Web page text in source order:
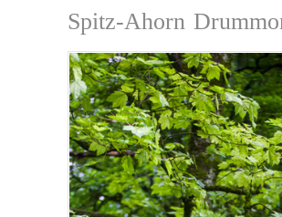
Spitz-Ahorn